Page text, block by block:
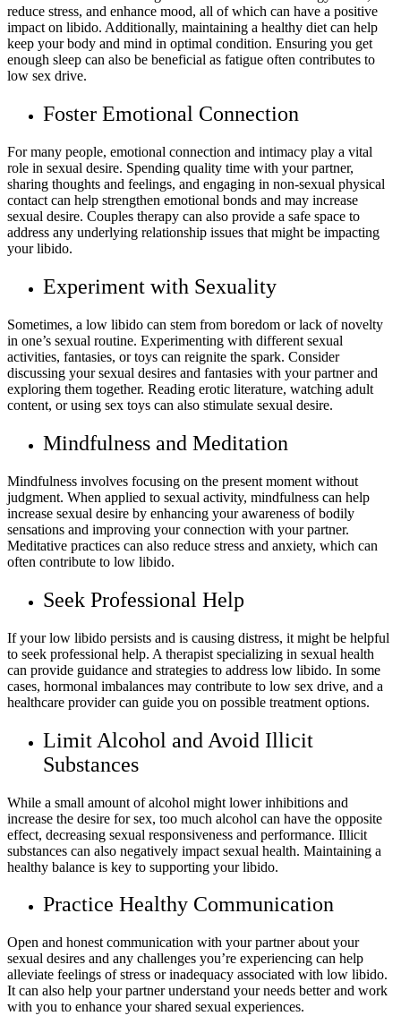
reduce stress, and enhance mood, all of which can have a positive
impact on libido. Additionally, maintaining a healthy diet can help
keep your body and mind in optimal condition. Ensuring you get
enough sleep can also be beneficial as fatigue often contributes to
low sex drive.
Foster Emotional Connection
For many people, emotional connection and intimacy play a vital
role in sexual desire. Spending quality time with your partner,
sharing thoughts and feelings, and engaging in non-sexual physical
contact can help strengthen emotional bonds and may increase
sexual desire. Couples therapy can also provide a safe space to
address any underlying relationship issues that might be impacting
your libido.
Experiment with Sexuality
Sometimes, a low libido can stem from boredom or lack of novelty
in one’s sexual routine. Experimenting with different sexual
activities, fantasies, or toys can reignite the spark. Consider
discussing your sexual desires and fantasies with your partner and
exploring them together. Reading erotic literature, watching adult
content, or using sex toys can also stimulate sexual desire.
Mindfulness and Meditation
Mindfulness involves focusing on the present moment without
judgment. When applied to sexual activity, mindfulness can help
increase sexual desire by enhancing your awareness of bodily
sensations and improving your connection with your partner.
Meditative practices can also reduce stress and anxiety, which can
often contribute to low libido.
Seek Professional Help
If your low libido persists and is causing distress, it might be helpful
to seek professional help. A therapist specializing in sexual health
can provide guidance and strategies to address low libido. In some
cases, hormonal imbalances may contribute to low sex drive, and a
healthcare provider can guide you on possible treatment options.
Limit Alcohol and Avoid Illicit
Substances
While a small amount of alcohol might lower inhibitions and
increase the desire for sex, too much alcohol can have the opposite
effect, decreasing sexual responsiveness and performance. Illicit
substances can also negatively impact sexual health. Maintaining a
healthy balance is key to supporting your libido.
Practice Healthy Communication
Open and honest communication with your partner about your
sexual desires and any challenges you’re experiencing can help
alleviate feelings of stress or inadequacy associated with low libido.
It can also help your partner understand your needs better and work
with you to enhance your shared sexual experiences.